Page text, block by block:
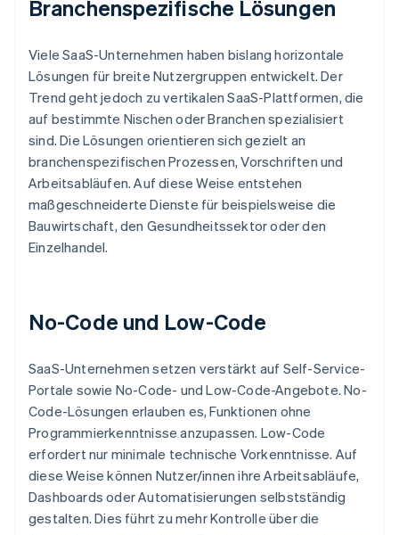
Branchenspezifische Lösungen
Viele SaaS-Unternehmen haben bislang horizontale
Lösungen für breite Nutzergruppen entwickelt. Der
Trend geht jedoch zu vertikalen SaaS-Plattformen, die
auf bestimmte Nischen oder Branchen spezialisiert
sind. Die Lösungen orientieren sich gezielt an
branchenspezifischen Prozessen, Vorschriften und
Arbeitsabläufen. Auf diese Weise entstehen
maßgeschneiderte Dienste für beispielsweise die
Bauwirtschaft, den Gesundheitssektor oder den
Einzelhandel.
No-Code und Low-Code
SaaS-Unternehmen setzen verstärkt auf Self-Service-
Portale sowie No-Code- und Low-Code-Angebote. No-
Code-Lösungen erlauben es, Funktionen ohne
Programmierkenntnisse anzupassen. Low-Code
erfordert nur minimale technische Vorkenntnisse. Auf
diese Weise können Nutzer/innen ihre Arbeitsabläufe,
Dashboards oder Automatisierungen selbstständig
gestalten. Dies führt zu mehr Kontrolle über die